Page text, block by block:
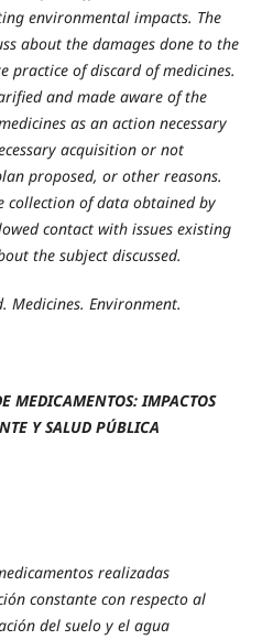
environmental impacts. The
about the damages done to the
practice of discard of medicines.
and made aware of the
as an action necessary
acquisition or not
proposed, or other reasons.
collection of data obtained by
contact with issues existing
the subject discussed.
Medicines. Environment.
MEDICAMENTOS: IMPACTOS
Y SALUD PÚBLICA
realizadas
constante con respecto al
del suelo y el agua